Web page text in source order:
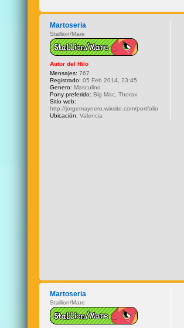
Martoseria
Stallion/Mare
Autor del Hilo
Mensajes: 767
Registrado: 05 Feb 2014, 23:45
Genero: Masculino
Pony preferido: Big Mac, Thorax
Sitio web:
http://jorgemaynero.wixsite.com/portfolio
Ubicación: Valencia
Martoseria
Stallion/Mare